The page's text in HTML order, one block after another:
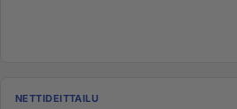
NETTIDEITTAILU